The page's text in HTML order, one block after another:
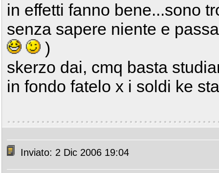
in effetti fanno bene...sono
senza sapere niente e
)
skerzo dai, cmq basta
in fondo fatelo x i soldi ke
Inviato: 2 Dic 2006 19:04